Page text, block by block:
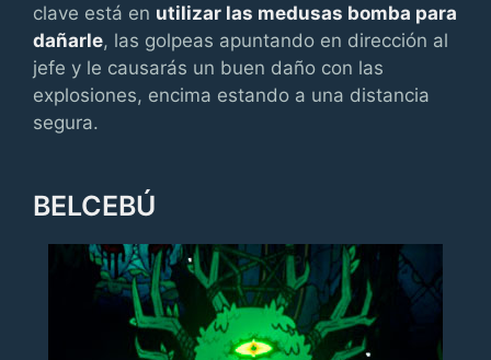
clave está en utilizar las medusas bomba para
dañarle, las golpeas apuntando en dirección al
jefe y le causarás un buen daño con las
explosiones, encima estando a una distancia
segura.
BELCEBÚ